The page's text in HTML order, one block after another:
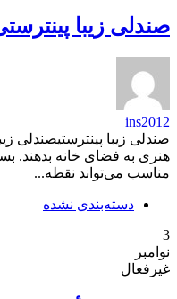
صندلی زیبا پینترستی؛ ۱۵ مدل شیک و راحت برای دکوراسیون
ins2012
صندلی زیبا پینترستیصندلی
هنری به فضای خانه بدهند.
مناسب می‌تواند نقطه...
دسته‌بندی نشده
3
نوامبر
غیرفعال